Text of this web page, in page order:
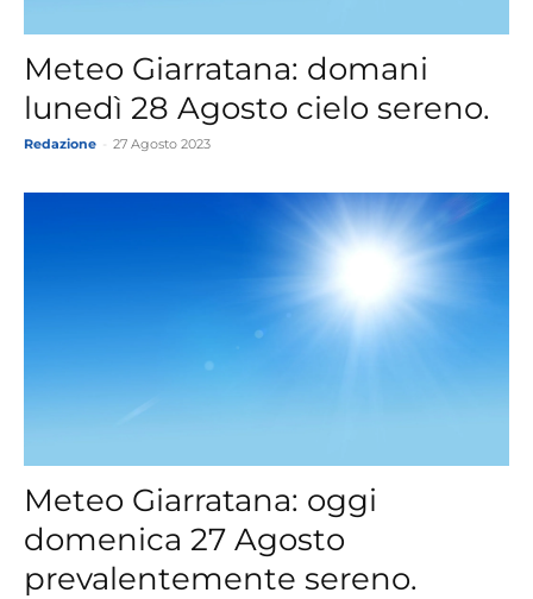
Meteo Giarratana: domani
lunedì 28 Agosto cielo sereno.
Redazione 27 Agosto 2023
Meteo Giarratana: oggi
domenica 27 Agosto
prevalentemente sereno.